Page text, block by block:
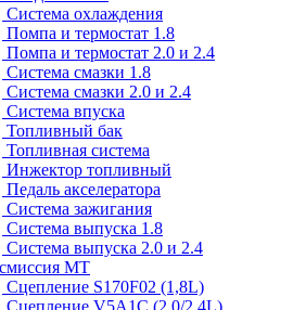
Система охлаждения
Помпа и термостат 1.8
Помпа и термостат 2.0 и 2.4
Система смазки 1.8
Система смазки 2.0 и 2.4
Система впуска
Топливный бак
Топливная система
Инжектор топливный
Педаль акселератора
Система зажигания
Система выпуска 1.8
Система выпуска 2.0 и 2.4
МТ
Сцепление S170F02 (1,8L)
Сцепление V5A1C (2.0/2.4L)